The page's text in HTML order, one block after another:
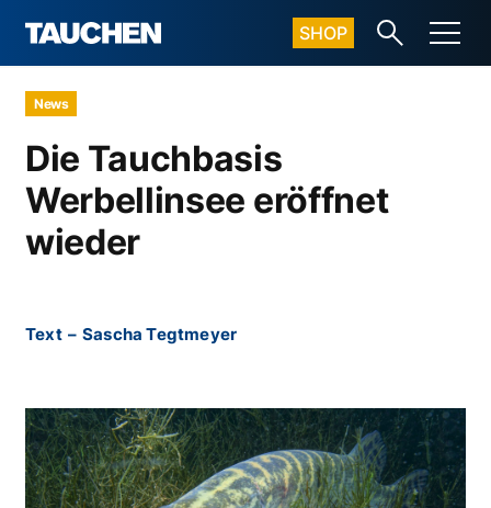
SHOP
News
Die Tauchbasis
Werbellinsee eröffnet
wieder
Text – Sascha Tegtmeyer